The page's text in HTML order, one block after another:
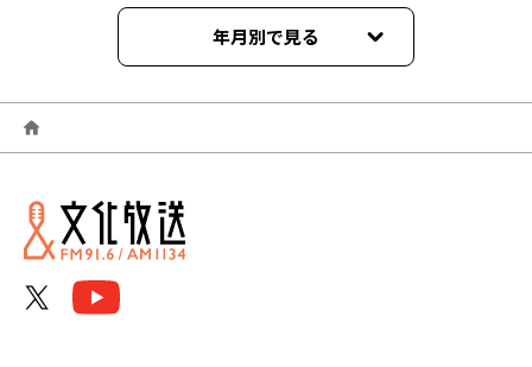
年月別で見る
2026年06月
2026年03月
2026年01月